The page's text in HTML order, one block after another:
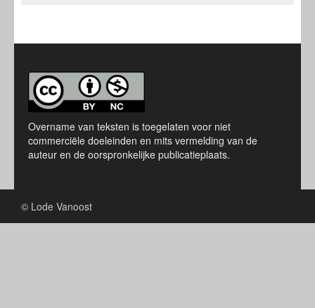
Overname van teksten is toegelaten voor niet
commerciële doeleinden en mits vermelding van de
auteur en de oorspronkelijke publicatieplaats.
© Lode Vanoost